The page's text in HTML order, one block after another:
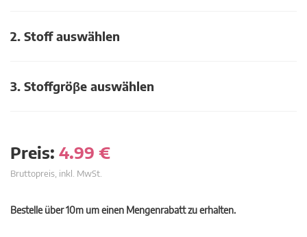
2. Stoff auswählen
3. Stoffgröβe auswählen
Preis: 4.99 €
Bruttopreis, inkl. MwSt.
Bestelle über 10m um einen Mengenrabatt zu erhalten.